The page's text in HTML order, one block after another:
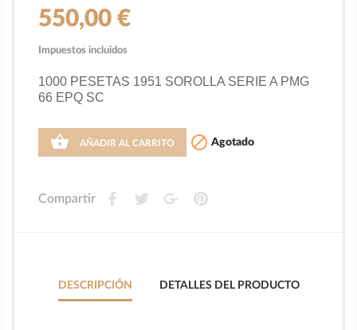
550,00 €
Impuestos incluidos
1000 PESETAS 1951 SOROLLA SERIE A PMG
66 EPQ SC
 AÑADIR AL CARRITO  Agotado
Compartir
DESCRIPCIÓN DETALLES DEL PRODUCTO